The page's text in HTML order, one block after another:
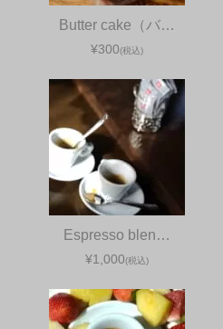
Butter cake（バ…
¥300(税込)
Espresso blen…
¥1,000(税込)